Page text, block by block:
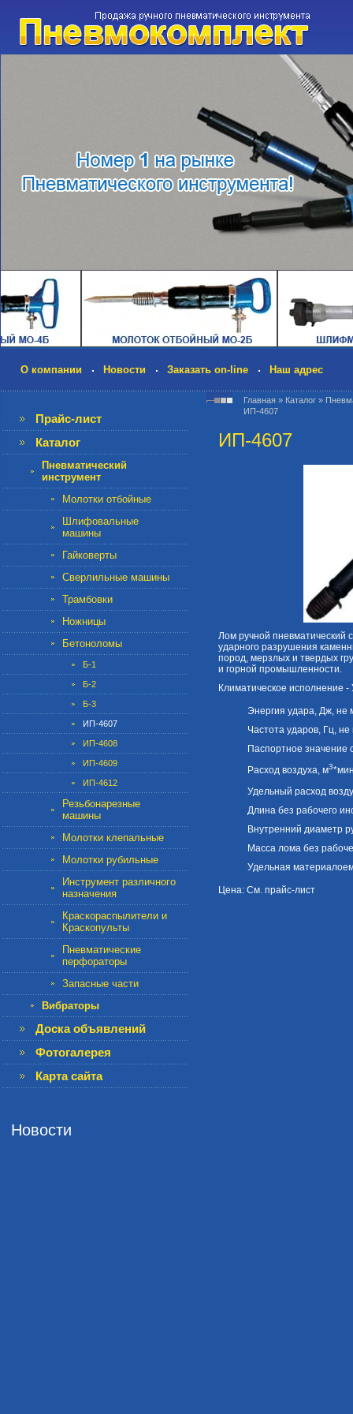
О компании Новости Заказать on-line Наш адрес
Прайс-лист
Каталог
Пневматический
инструмент
Молотки отбойные
Шлифовальные
машины
Гайковерты
Сверлильные машины
Трамбовки
Ножницы
Бетоноломы
Б-1
Б-2
Б-3
ИП-4607
ИП-4608
ИП-4609
ИП-4612
Резьбонарезные
машины
Молотки клепальные
Молотки рубильные
Инструмент различного
назначения
Краскораспылители и
Краскопульты
Пневматические
перфораторы
Запасные части
Вибраторы
Доска объявлений
Фотогалерея
Карта сайта
Новости
Главная » Каталог »
ИП-4607
ИП-4607
Лом ручной пневматический
ударного разрушения
пород, мерзлых и твердых
и горной промышленности.
Климатическое исполнение
Энергия удара, Дж, не
Частота ударов, Гц,
Паспортное значение
Расход воздуха, м3
Удельный расход
Длина без рабочего
Внутренний диаметр
Масса лома без
Удельная
Цена: См. прайс-лист